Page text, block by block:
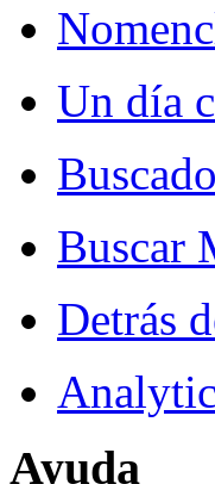
Un día
Buscar
Detrás
Ayuda